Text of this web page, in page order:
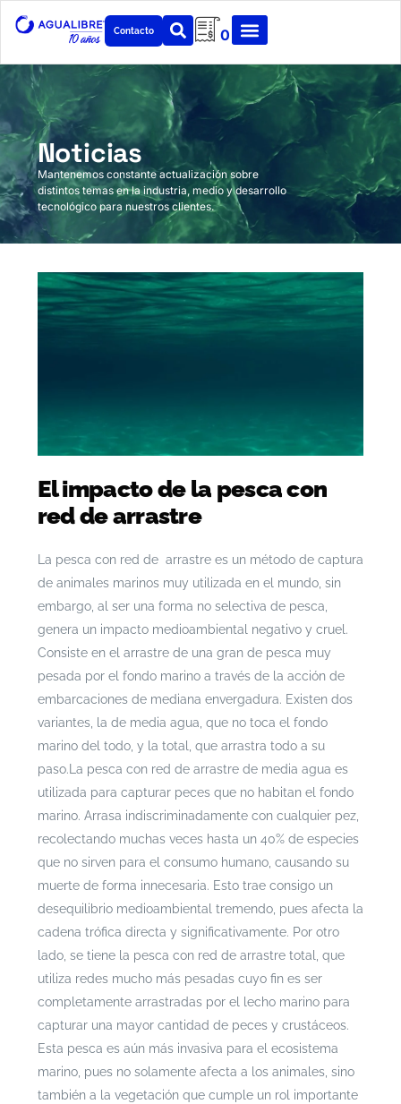
Contacto 0
Noticias
Mantenemos constante actualización sobre
distintos temas en la industria, medio y desarrollo
tecnológico para nuestros clientes.
El impacto de la pesca con
red de arrastre
La pesca con red de arrastre es un método de captura
de animales marinos muy utilizada en el mundo, sin
embargo, al ser una forma no selectiva de pesca,
genera un impacto medioambiental negativo y cruel.
Consiste en el arrastre de una gran de pesca muy
pesada por el fondo marino a través de la acción de
embarcaciones de mediana envergadura. Existen dos
variantes, la de media agua, que no toca el fondo
marino del todo, y la total, que arrastra todo a su
paso.La pesca con red de arrastre de media agua es
utilizada para capturar peces que no habitan el fondo
marino. Arrasa indiscriminadamente con cualquier pez,
recolectando muchas veces hasta un 40% de especies
que no sirven para el consumo humano, causando su
muerte de forma innecesaria. Esto trae consigo un
desequilibrio medioambiental tremendo, pues afecta la
cadena trófica directa y significativamente. Por otro
lado, se tiene la pesca con red de arrastre total, que
utiliza redes mucho más pesadas cuyo fin es ser
completamente arrastradas por el lecho marino para
capturar una mayor cantidad de peces y crustáceos.
Esta pesca es aún más invasiva para el ecosistema
marino, pues no solamente afecta a los animales, sino
también a la vegetación que cumple un rol importante